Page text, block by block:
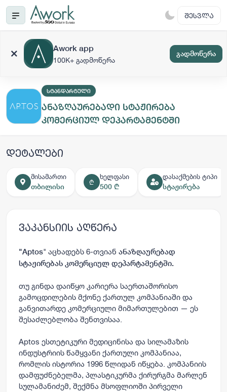
ᲨᲔᲡᲕᲚᲐ
Awork app
100K+ გადმოწერა
გადმოწერა
ᲡᲢᲐᲜᲓᲐᲠᲢᲣᲚᲘ
ანაზღაურებადი სტაჟირება
კომერციულ დეპარტამენტში
დეტალები
მისამართი
თბილისი
₾
ხელფასი
500 ₾
დასაქმების ტიპი
სტაჟირება
ვაკანსიის აღწერა
"Aptos" აცხადებს 6-თვიან ანაზღაურებად
სტაჟირებას კომერციულ დეპარტამენტში.
თუ გინდა დაიწყო კარიერა საერთაშორისო
გამოცდილების მქონე ქართულ კომპანიაში და
განვითარდე კომერციული მიმართულებით — ეს
შესაძლებლობა შენთვისაა.
Aptos ესთეტიკური მედიცინისა და სილამაზის
ინდუსტრიის წამყვანი ქართული კომპანიაა,
რომლის ისტორია 1996 წლიდან იწყება. კომპანიის
დამფუძნებელმა, პლასტიკურმა ქირურგმა მარლენ
სულამანიძემ, შექმნა მსოფლიოში პირველი